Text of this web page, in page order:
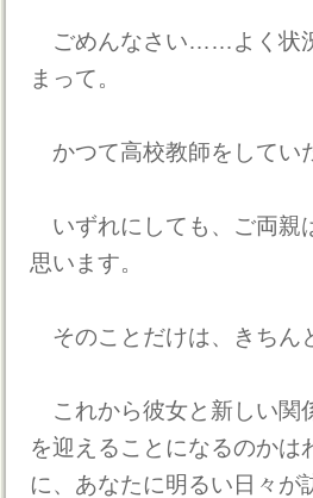
ごめんなさい……よく状
まって。
かつて高校教師をしてい
いずれにしても、ご両親
思います。
そのことだけは、きちん
これから彼女と新しい関
を迎えることになるのか
に、あなたに明るい日々が